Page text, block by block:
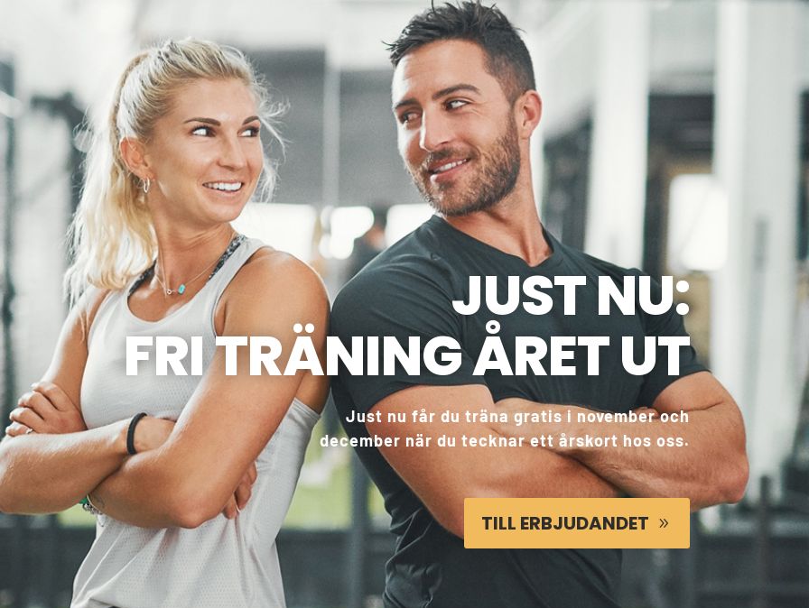
JUST NU:
FRI TRÄNING ÅRET UT
Just nu får du träna gratis i november och
december när du tecknar ett årskort hos oss.
TILL ERBJUDANDET